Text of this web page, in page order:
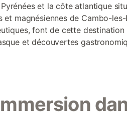
et la côte atlantique
et magnésiennes de Cambo-
font de cette
et découvertes